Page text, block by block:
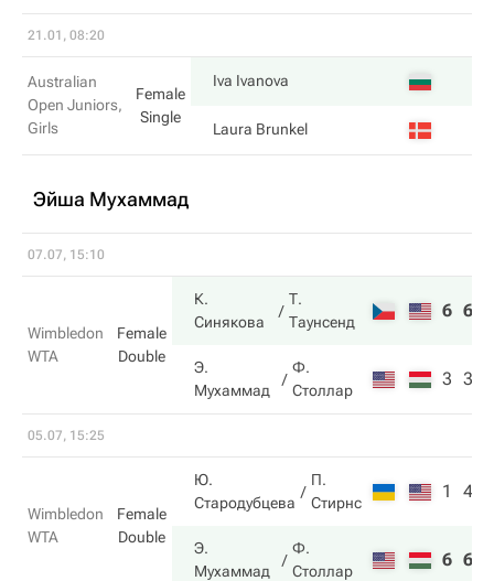
21.01, 08:20
Australian
Open Juniors,
Girls
Female
Single
Iva Ivanova
Laura Brunkel
Эйша Мухаммад
07.07, 15:10
Wimbledon
WTA
Female
Double
К.
Синякова
Т.
Таунсенд
6 6
Э.
Мухаммад
Ф.
Столлар
3 3
05.07, 15:25
Wimbledon
WTA
Female
Double
Ю.
Стародубцева
П.
Стирнс
1 4
Э.
Мухаммад
Ф.
Столлар
6 6